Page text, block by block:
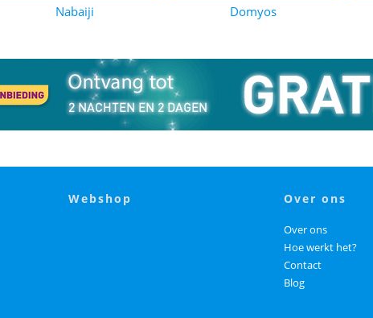
Nabaiji
Domyos
webshop over ons
Over ons
Hoe werkt het?
Contact
Blog